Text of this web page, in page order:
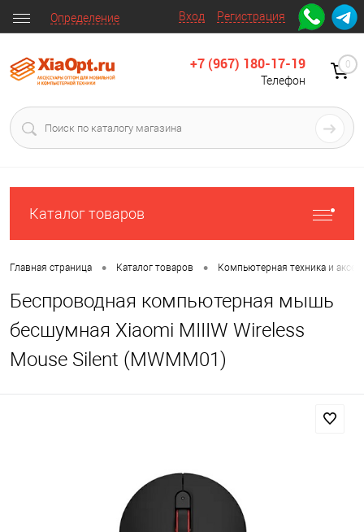
Вход Регистрация
Определение
+7 (967) 180-17-19
Телефон
0
Каталог товаров
Главная страница • Каталог товаров • Компьютерная техника и
Беспроводная компьютерная мышь
бесшумная Xiaomi MIIIW Wireless
Mouse Silent (MWMM01)